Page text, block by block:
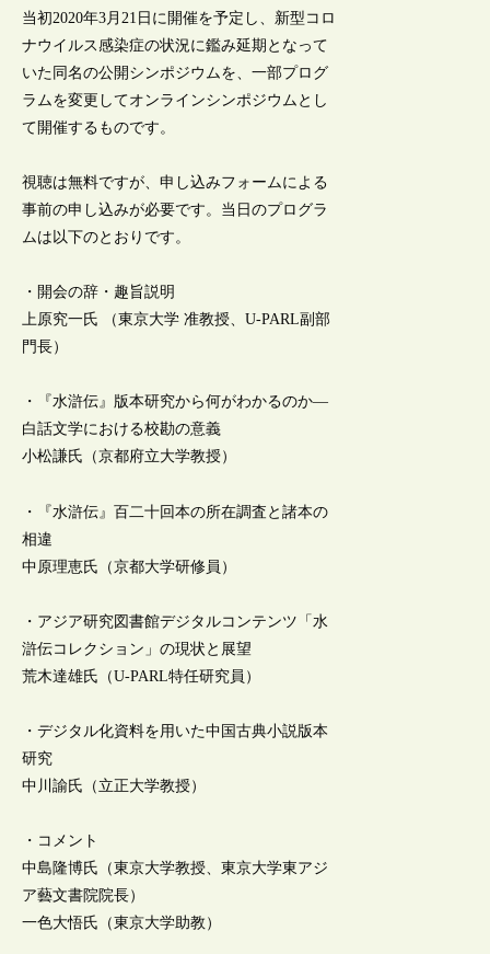
当初2020年3月21日に開催を予定し、新型コロ
ナウイルス感染症の状況に鑑み延期となって
いた同名の公開シンポジウムを、一部プログ
ラムを変更してオンラインシンポジウムとし
て開催するものです。
視聴は無料ですが、申し込みフォームによる
事前の申し込みが必要です。当日のプログラ
ムは以下のとおりです。
・開会の辞・趣旨説明
上原究一氏 （東京大学 准教授、U-PARL副部
門長）
・『水滸伝』版本研究から何がわかるのか―
白話文学における校勘の意義
小松謙氏（京都府立大学教授）
・『水滸伝』百二十回本の所在調査と諸本の
相違
中原理恵氏（京都大学研修員）
・アジア研究図書館デジタルコンテンツ「水
滸伝コレクション」の現状と展望
荒木達雄氏（U-PARL特任研究員）
・デジタル化資料を用いた中国古典小説版本
研究
中川諭氏（立正大学教授）
・コメント
中島隆博氏（東京大学教授、東京大学東アジ
ア藝文書院院長）
一色大悟氏（東京大学助教）